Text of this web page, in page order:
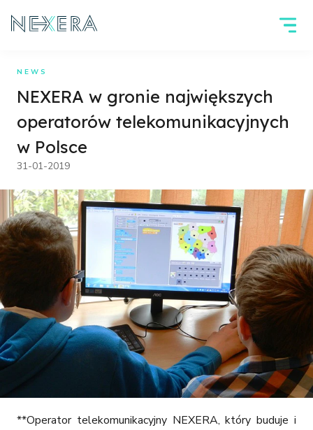
NEWS
NEXERA w gronie największych
operatorów telekomunikacyjnych
w Polsce
31-01-2019
**Operator telekomunikacyjny NEXERA, który buduje i